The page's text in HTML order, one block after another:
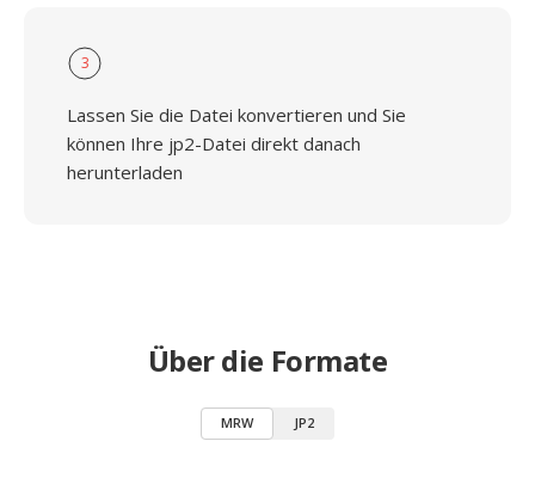
3
Lassen Sie die Datei konvertieren und Sie
können Ihre jp2-Datei direkt danach
herunterladen
Über die Formate
MRW JP2